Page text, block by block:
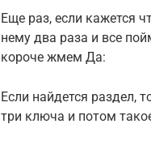
Еще раз, если кажется
нему два раза и все
короче жмем Да:
Если найдется раздел,
три ключа и потом